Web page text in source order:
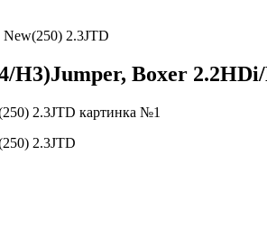
2.3JTD
Boxer